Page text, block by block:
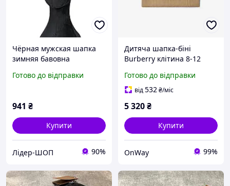
Чёрная мужская шапка
зимняя бавовна
Готово до відправки
941 ₴
Купити
Лідер-ШОП 90%
Дитяча шапка-біні
Burberry клітина 8-12
трикотажне оздоблення з
вовни
Готово до відправки
від532₴/міс
5 320₴
Купити
OnWay 99%